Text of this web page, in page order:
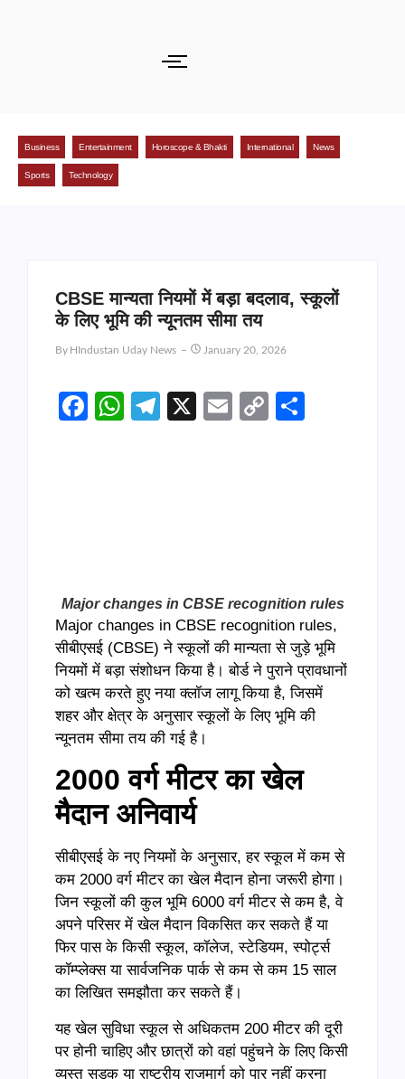
Business Entertainment Horoscope & Bhakti International News
Sports Technology
CBSE मान्यता नियमों में बड़ा बदलाव, स्कूलों
के लिए भूमि की न्यूनतम सीमा तय
By HIndustan Uday News January 20, 2026
Facebook
WhatsApp
Telegram
X EmailCopy
Major changes in CBSE recognition rules
Major changes in CBSE recognition rules,
सीबीएसई (CBSE) ने स्कूलों की मान्यता से जुड़े भूमि
नियमों में बड़ा संशोधन किया है। बोर्ड ने पुराने प्रावधानों
को खत्म करते हुए नया क्लॉज लागू किया है, जिसमें
शहर और क्षेत्र के अनुसार स्कूलों के लिए भूमि की
न्यूनतम सीमा तय की गई है।
2000 वर्ग मीटर का खेल
मैदान अनिवार्य
सीबीएसई के नए नियमों के अनुसार, हर स्कूल में कम से
कम 2000 वर्ग मीटर का खेल मैदान होना जरूरी होगा।
जिन स्कूलों की कुल भूमि 6000 वर्ग मीटर से कम है, वे
अपने परिसर में खेल मैदान विकसित कर सकते हैं या
फिर पास के किसी स्कूल, कॉलेज, स्टेडियम, स्पोर्ट्स
कॉम्प्लेक्स या सार्वजनिक पार्क से कम से कम 15 साल
का लिखित समझौता कर सकते हैं।
यह खेल सुविधा स्कूल से अधिकतम 200 मीटर की दूरी
पर होनी चाहिए और छात्रों को वहां पहुंचने के लिए किसी
व्यस्त सड़क या राष्ट्रीय राजमार्ग को पार नहीं करना